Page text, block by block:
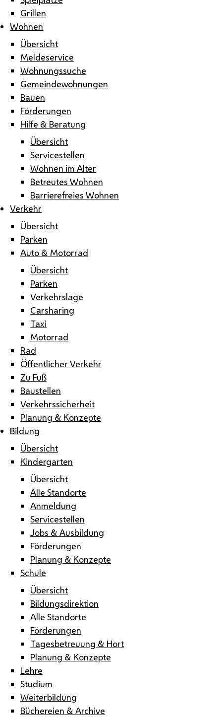
Grillen
Wohnen
Übersicht
Meldeservice
Wohnungssuche
Gemeindewohnungen
Bauen
Förderungen
Hilfe & Beratung
Übersicht
Servicestellen
Wohnen im Alter
Betreutes Wohnen
Barrierefreies Wohnen
Verkehr
Übersicht
Parken
Auto & Motorrad
Übersicht
Parken
Verkehrslage
Carsharing
Taxi
Motorrad
Rad
Öffentlicher Verkehr
Zu Fuß
Baustellen
Verkehrssicherheit
Planung & Konzepte
Bildung
Übersicht
Kindergarten
Übersicht
Alle Standorte
Anmeldung
Servicestellen
Jobs & Ausbildung
Förderungen
Planung & Konzepte
Schule
Übersicht
Bildungsdirektion
Alle Standorte
Förderungen
Tagesbetreuung & Hort
Planung & Konzepte
Lehre
Studium
Weiterbildung
Büchereien & Archive